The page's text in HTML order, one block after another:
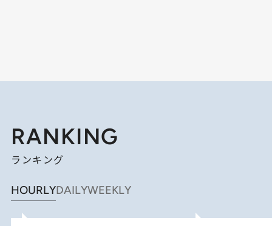
RANKING
ランキング
HOURLYDAILYWEEKLY